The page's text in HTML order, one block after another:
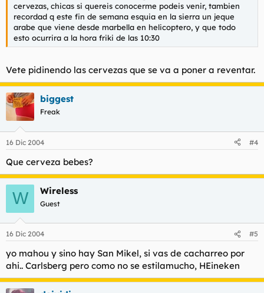
cervezas, chicas si quereis conocerme podeis venir, tambien
recordad q este fin de semana esquia en la sierra un jeque
arabe que viene desde marbella en helicoptero, y que todo
esto ocurrira a la hora friki de las 10:30
Vete pidinendo las cervezas que se va a poner a reventar.
biggest
Freak
16 Dic 2004 #4
Que cerveza bebes?
W Wireless
Guest
16 Dic 2004 #5
yo mahou y sino hay San Mikel, si vas de cacharreo por
ahi.. Carlsberg pero como no se estilamucho, HEineken